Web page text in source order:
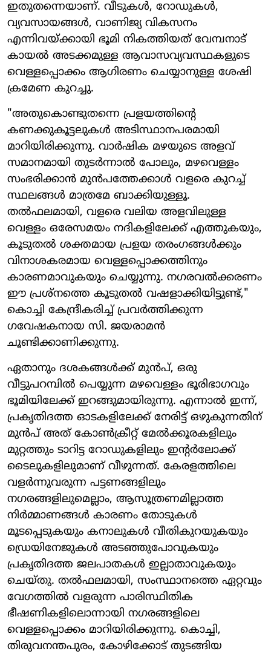
ഇതുതന്നെയാണ്. വീടുകൾ, റോഡുകൾ,
വ്യവസായങ്ങൾ, വാണിജ്യ വികസനം
എന്നിവയ്ക്കായി ഭൂമി നികത്തിയത് വേമ്പനാട്
കായൽ അടക്കമുള്ള ആവാസവ്യവസ്ഥകളുടെ
വെള്ളപ്പൊക്കം ആഗിരണം ചെയ്യാനുള്ള ശേഷി
ക്രമേണ കുറച്ചു.
"അതുകൊണ്ടുതന്നെ പ്രളയത്തിന്റെ
കണക്കുകൂട്ടലുകൾ അടിസ്ഥാനപരമായി
മാറിയിരിക്കുന്നു. വാർഷിക മഴയുടെ അളവ്
സമാനമായി തുടർന്നാൽ പോലും, മഴവെള്ളം
സംഭരിക്കാൻ മുൻപത്തേക്കാൾ വളരെ കുറച്ച്
സ്ഥലങ്ങൾ മാത്രമേ ബാക്കിയുള്ളൂ.
തൽഫലമായി, വളരെ വലിയ അളവിലുള്ള
വെള്ളം ഒരേസമയം നദികളിലേക്ക് എത്തുകയും,
കൂടുതൽ ശക്തമായ പ്രളയ തരംഗങ്ങൾക്കും
വിനാശകരമായ വെള്ളപ്പൊക്കത്തിനും
കാരണമാവുകയും ചെയ്യുന്നു. നഗരവൽക്കരണം
ഈ പ്രശ്നത്തെ കൂടുതൽ വഷളാക്കിയിട്ടുണ്ട്,"
കൊച്ചി കേന്ദ്രീകരിച്ച് പ്രവർത്തിക്കുന്ന
ഗവേഷകനായ സി. ജയരാമൻ
ചൂണ്ടിക്കാണിക്കുന്നു.
ഏതാനും ദശകങ്ങൾക്ക് മുൻപ്, ഒരു
വീട്ടുപറമ്പിൽ പെയ്യുന്ന മഴവെള്ളം ഭൂരിഭാഗവും
ഭൂമിയിലേക്ക് ഇറങ്ങുമായിരുന്നു. എന്നാൽ ഇന്ന്,
പ്രകൃതിദത്ത ഓടകളിലേക്ക് നേരിട്ട് ഒഴുകുന്നതിന്
മുൻപ് അത് കോൺക്രീറ്റ് മേൽക്കൂരകളിലും
മുറ്റത്തും ടാറിട്ട റോഡുകളിലും ഇന്റർലോക്ക്
ടൈലുകളിലുമാണ് വീഴുന്നത്. കേരളത്തിലെ
വളർന്നുവരുന്ന പട്ടണങ്ങളിലും
നഗരങ്ങളിലുമെല്ലാം, ആസൂത്രണമില്ലാത്ത
നിർമ്മാണങ്ങൾ കാരണം തോടുകൾ
മൂടപ്പെടുകയും കനാലുകൾ വീതികുറയുകയും
ഡ്രെയിനേജുകൾ അടഞ്ഞുപോവുകയും
പ്രകൃതിദത്ത ജലപാതകൾ ഇല്ലാതാവുകയും
ചെയ്തു. തൽഫലമായി, സംസ്ഥാനത്തെ ഏറ്റവും
വേഗത്തിൽ വളരുന്ന പാരിസ്ഥിതിക
ഭീഷണികളിലൊന്നായി നഗരങ്ങളിലെ
വെള്ളപ്പൊക്കം മാറിയിരിക്കുന്നു. കൊച്ചി,
തിരുവനന്തപുരം, കോഴിക്കോട് തുടങ്ങിയ